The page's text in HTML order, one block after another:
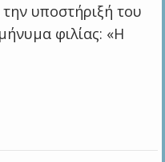
υποστήριξή του
φιλίας: «Η